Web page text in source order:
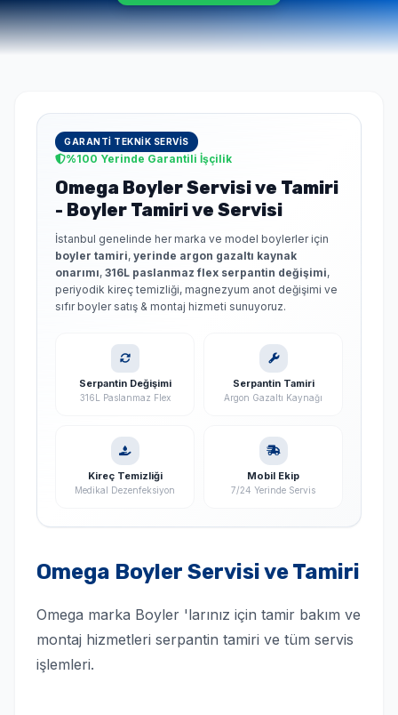
GARANTI TEKNIK SERVIS
%100 Yerinde Garantili İşçilik
Omega Boyler Servisi ve Tamiri
- Boyler Tamiri ve Servisi
İstanbul genelinde her marka ve model boylerler için
boyler tamiri, yerinde argon gazaltı kaynak
onarımı, 316L paslanmaz flex serpantin değişimi,
periyodik kireç temizliği, magnezyum anot değişimi ve
sıfır boyler satış & montaj hizmeti sunuyoruz.
Serpantin Değişimi
316L Paslanmaz Flex
Serpantin Tamiri
Argon Gazaltı Kaynağı
Kireç Temizliği
Medikal Dezenfeksiyon
Mobil Ekip
7/24 Yerinde Servis
Omega Boyler Servisi ve Tamiri
Omega marka Boyler 'larınız için tamir bakım ve
montaj hizmetleri serpantin tamiri ve tüm servis
işlemleri.
Seçimlerinize uygun en iyi fiyat teklifi 1-3 dakika içinde
WhatsApp'tan iletilir.